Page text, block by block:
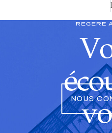
REGERE
NOUS